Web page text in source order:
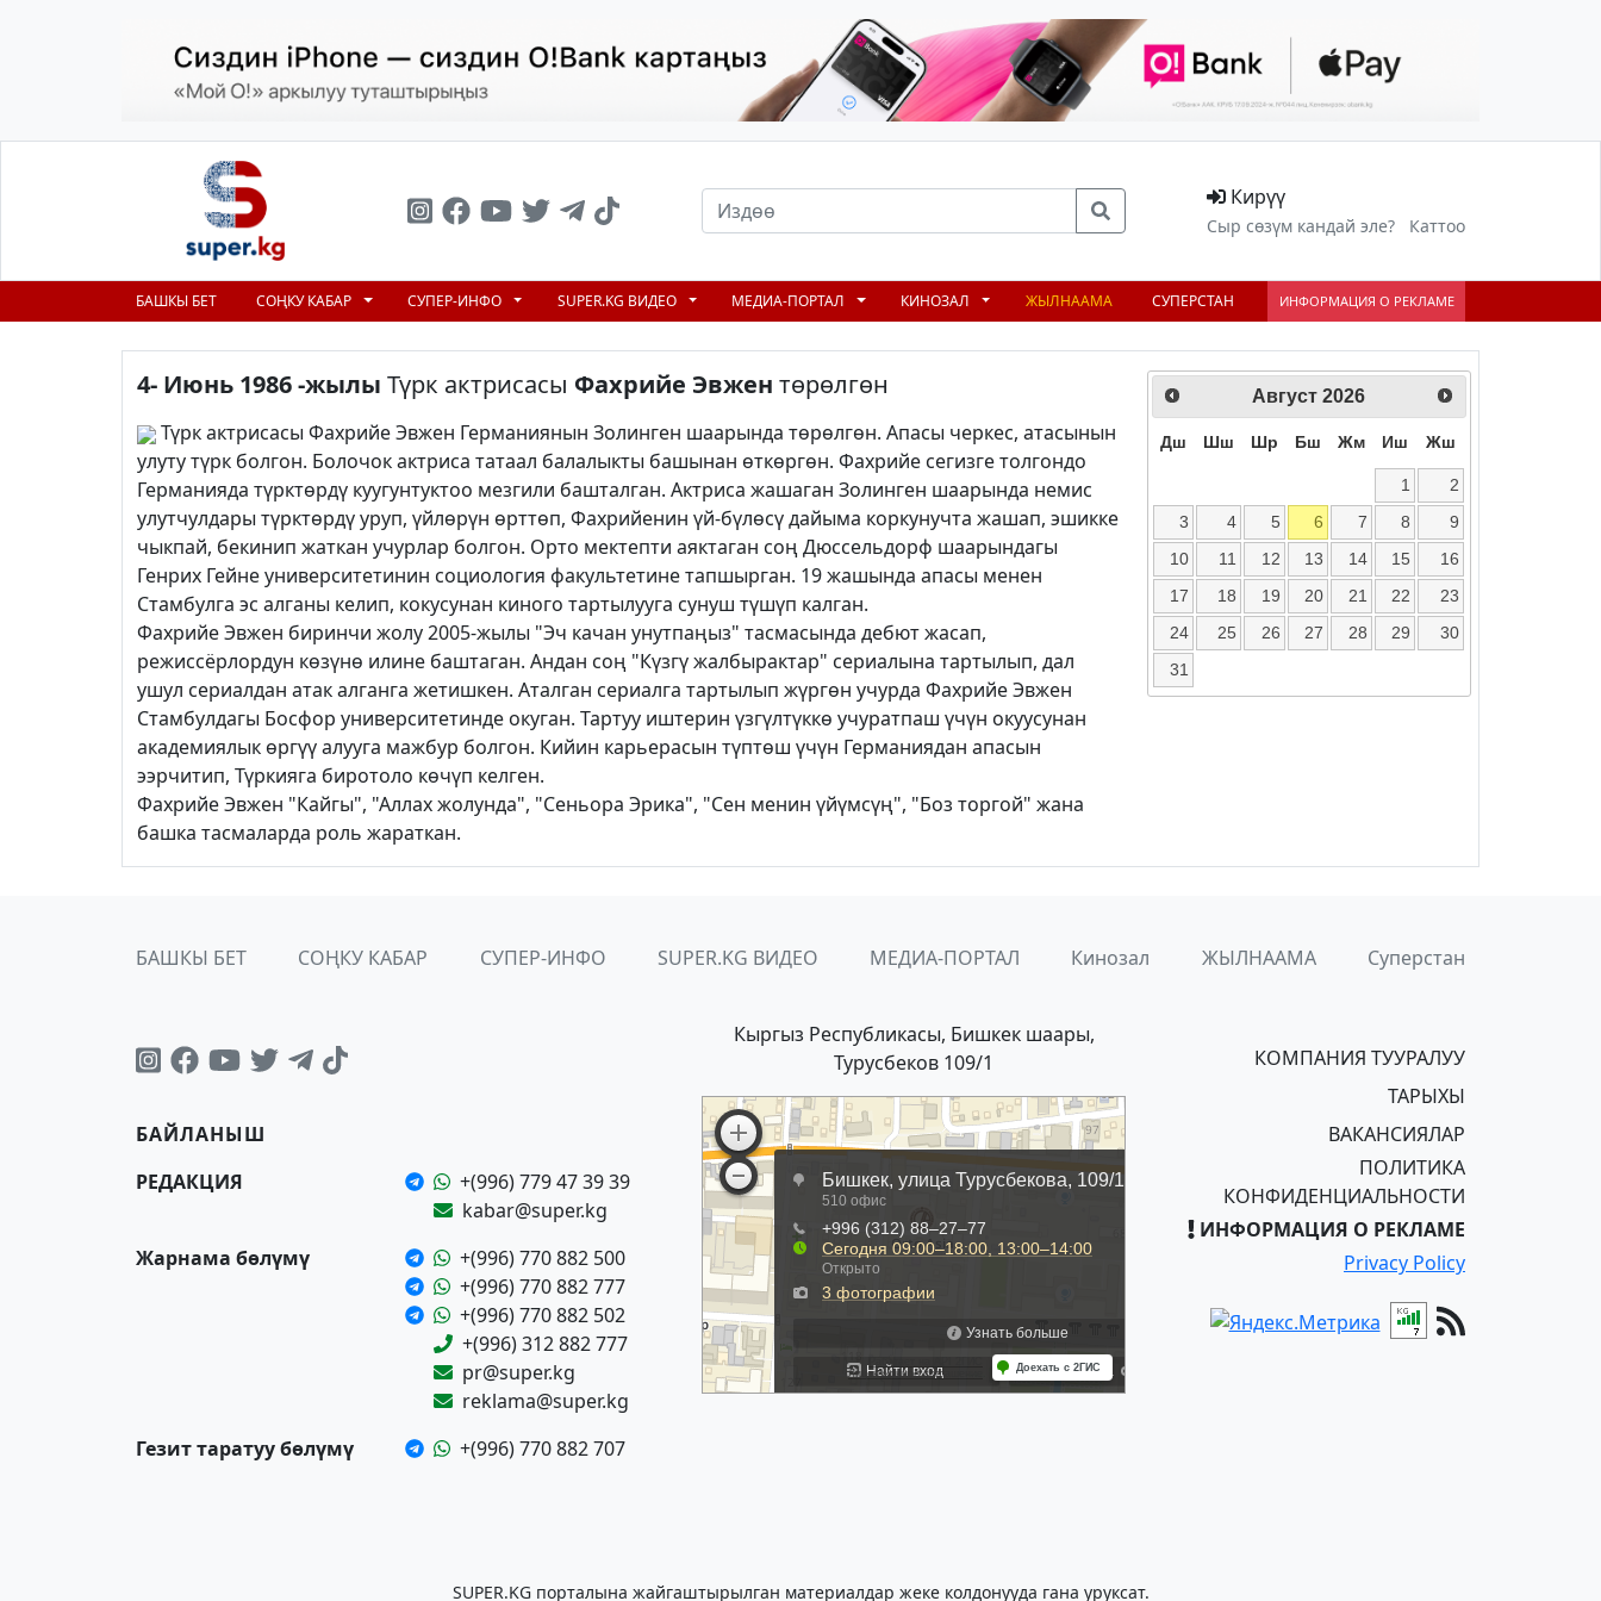
Кирүү
Сыр сөзүм кандай эле? Каттоо
БАШКЫ БЕТ СОҢКУ КАБАР СУПЕР-ИНФО SUPER.KG ВИДЕО МЕДИА-ПОРТАЛ КИНОЗАЛ ЖЫЛНААМА СУПЕРСТАН ИНФОРМАЦИЯ О РЕКЛАМЕ
4- Июнь 1986 -жылы Түрк актрисасы Фахрийе Эвжен төрөлгөн
Түрк актрисасы Фахрийе Эвжен Германиянын Золинген шаарында төрөлгөн. Апасы черкес, атасынын
улуту түрк болгон. Болочок актриса татаал балалыкты башынан өткөргөн. Фахрийе сегизге толгондо
Германияда түрктөрдү куугунтуктоо мезгили башталган. Актриса жашаган Золинген шаарында немис
улутчулдары түрктөрдү уруп, үйлөрүн өрттөп, Фахрийенин үй-бүлөсү дайыма коркунучта жашап, эшикке
чыкпай, бекинип жаткан учурлар болгон. Орто мектепти аяктаган соң Дюссельдорф шаарындагы
Генрих Гейне университетинин социология факультетине тапшырган. 19 жашында апасы менен
Стамбулга эс алганы келип, кокусунан киного тартылууга сунуш түшүп калган.
Фахрийе Эвжен биринчи жолу 2005-жылы "Эч качан унутпаңыз" тасмасында дебют жасап,
режиссёрлордун көзүнө илине баштаган. Андан соң "Күзгү жалбырактар" сериалына тартылып, дал
ушул сериалдан атак алганга жетишкен. Аталган сериалга тартылып жүргөн учурда Фахрийе Эвжен
Стамбулдагы Босфор университетинде окуган. Тартуу иштерин үзгүлтүккө учуратпаш үчүн окуусунан
академиялык өргүү алууга мажбур болгон. Кийин карьерасын түптөш үчүн Германиядан апасын
ээрчитип, Түркияга биротоло көчүп келген.
Фахрийе Эвжен "Кайгы", "Аллах жолунда", "Сеньора Эрика", "Сен менин үйүмсүң", "Боз торгой" жана
башка тасмаларда роль жараткан.
Август 2026
Дш Шш Шр Бш Жм Иш Жш
1
2
3
4 5 6 7 8
9
10
11 12 13 14 15
16
17
18 19 20 21 22
23
24
25 26 27 28 29
30
31
БАШКЫ БЕТ СОҢКУ КАБАР СУПЕР-ИНФО SUPER.KG ВИДЕО МЕДИА-ПОРТАЛ Кинозал ЖЫЛНААМА Суперстан
БАЙЛАНЫШ
РЕДАКЦИЯ
+(996) 779 47 39 39
kabar@super.kg
Жарнама бөлүмү
+(996) 770 882 500
+(996) 770 882 777
+(996) 770 882 502
+(996) 312 882 777
pr@super.kg
reklama@super.kg
Гезит таратуу бөлүмү
+(996) 770 882 707
Кыргыз Республикасы, Бишкек шаары,
Турусбеков 109/1
КОМПАНИЯ ТУУРАЛУУ
ТАРЫХЫ
ВАКАНСИЯЛАР
ПОЛИТИКА
КОНФИДЕНЦИАЛЬНОСТИ
ИНФОРМАЦИЯ О РЕКЛАМЕ
Privacy Policy
SUPER.KG порталына жайгаштырылган материалдар жеке колдонууда гана уруксат.